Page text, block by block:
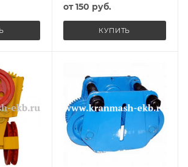
от150 руб.
КУПИТЬ